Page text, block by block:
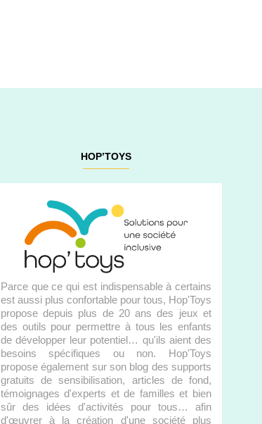
HOP’TOYS
Parce que ce qui est indispensable à certains
est aussi plus confortable pour tous, Hop'Toys
propose depuis plus de 20 ans des jeux et
des outils pour permettre à tous les enfants
de développer leur potentiel… qu'ils aient des
besoins spécifiques ou non. Hop'Toys
propose également sur son blog des supports
gratuits de sensibilisation, articles de fond,
témoignages d'experts et de familles et bien
sûr des idées d'activités pour tous… afin
d'œuvrer à la création d'une société plus